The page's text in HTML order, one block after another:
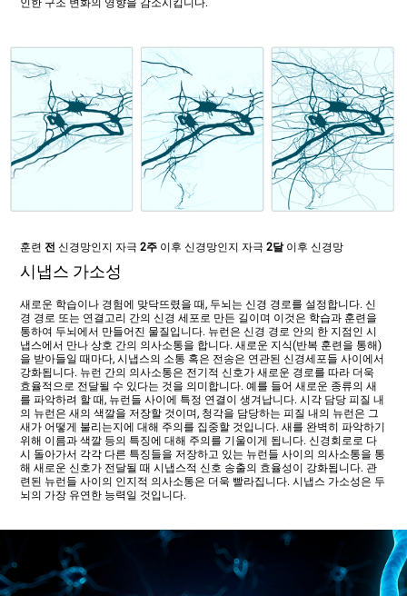
인한 구조 변화의 영향을 감소시킵니다.
훈련 전 신경망인지 자극2주 이후 신경망인지 자극2달이후 신경망
시냅스 가소성
새로운 학습이나 경험에 맞닥뜨렸을 때, 두뇌는 신경 경로를 설정합니다. 신
경 경로 또는 연결고리 간의 신경 세포로 만든 길이며 이것은 학습과 훈련을
통하여 두뇌에서 만들어진 물질입니다. 뉴런은 신경 경로 안의 한 지점인 시
냅스에서 만나 상호 간의 의사소통을 합니다. 새로운 지식(반복 훈련을 통해)
을 받아들일 때마다, 시냅스의 소통 혹은 전송은 연관된 신경세포들 사이에서
강화됩니다. 뉴런 간의 의사소통은 전기적 신호가 새로운 경로를 따라 더욱
효율적으로 전달될 수 있다는 것을 의미합니다. 예를 들어 새로운 종류의 새
를 파악하려 할 때, 뉴런들 사이에 특정 연결이 생겨납니다. 시각 담당 피질 내
의 뉴런은 새의 색깔을 저장할 것이며, 청각을 담당하는 피질 내의 뉴런은 그
새가 어떻게 불리는지에 대해 주의를 집중할 것입니다. 새를 완벽히 파악하기
위해 이름과 색깔 등의 특징에 대해 주의를 기울이게 됩니다. 신경회로로 다
시 돌아가서 각각 다른 특징들을 저장하고 있는 뉴런들 사이의 의사소통을 통
해 새로운 신호가 전달될 때 시냅스적 신호 송출의 효율성이 강화됩니다. 관
련된 뉴런들 사이의 인지적 의사소통은 더욱 빨라집니다. 시냅스 가소성은 두
뇌의 가장 유연한 능력일 것입니다.